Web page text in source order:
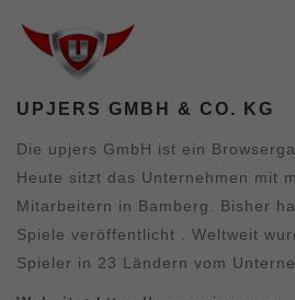
UPJERS GMBH & CO. KG
Die upjers GmbH ist ein
Heute sitzt das Unternehmen mit
Mitarbeitern in Bamberg. Bisher
Spiele veröffentlicht . Weltweit
Spieler in 23 Ländern vom